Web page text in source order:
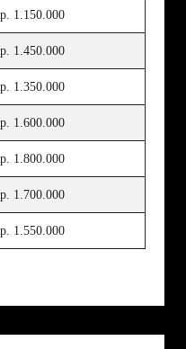
1.150.000
1.450.000
1.350.000
1.600.000
1.800.000
1.700.000
1.550.000